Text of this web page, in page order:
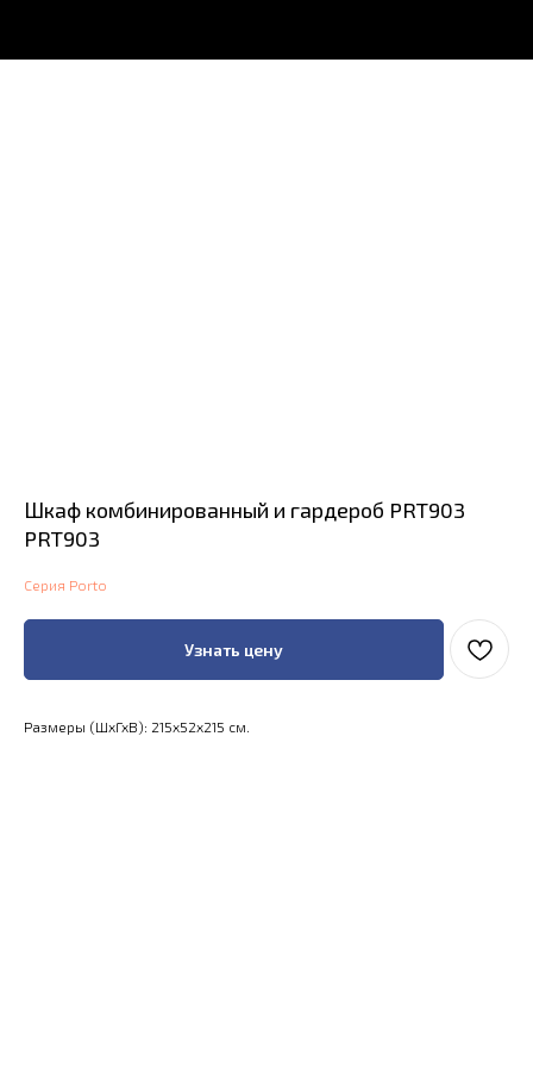
Шкаф комбинированный и гардероб PRT903
PRT903
Серия Porto
Узнать цену
Размеры (ШхГхВ): 215x52x215 см.